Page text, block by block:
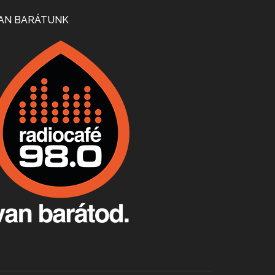
Apr 24, 2026 • 00:38:10
Villány, kékfrankos, Jackfall
Apr 17, 2026 • 00:35:38
Apr 9, 2026 • 00:37:17
BARÁTUNK